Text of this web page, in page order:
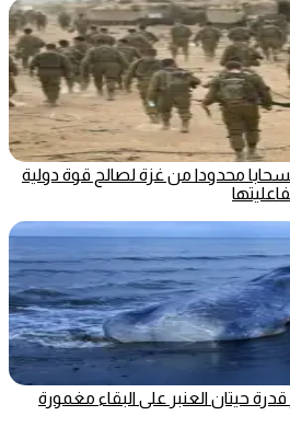
محدودا من غزة لصالح قوة دولية
حيتان العنبر على البقاء مغمورة